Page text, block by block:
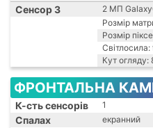
Сенсор 3
2 МП
Розмір
Розмір
Світлосила:
Кут огляду:
ФРОНТАЛЬНА
К-сть сенсорів 1
Спалах екранний